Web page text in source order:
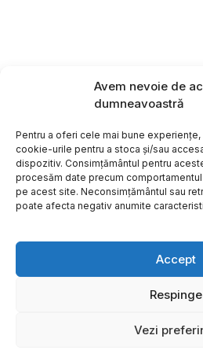
Avem nevoie de
dumneavoastră
Pentru a oferi cele mai bune
cookie-urile pentru a stoca și/sau
dispozitiv. Consimțământul pentru
procesăm date precum
pe acest site. Neconsimțământul sau
poate afecta negativ anumite
Accept
Respinge
Vezi
Copyright